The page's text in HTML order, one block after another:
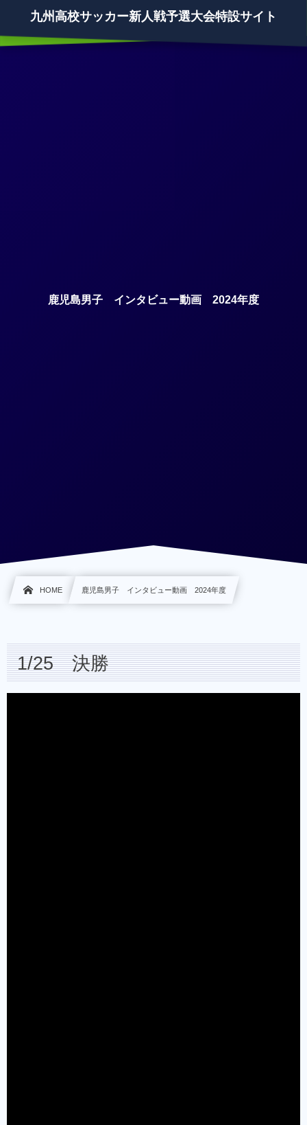
九州高校サッカー新人戦予選大会特設サイト
鹿児島男子 インタビュー動画 2024年度
HOME 鹿児島男子 インタビュー動画 2024年度
1/25 決勝